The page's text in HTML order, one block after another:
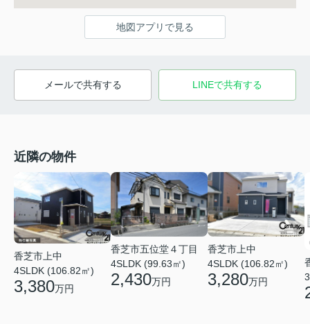
地図アプリで見る
メールで共有する LINEで共有する
近隣の物件
香芝市上中
4SLDK (106.82㎡)
3,380万円
香芝市五位堂４丁目
4SLDK (99.63㎡)
2,430万円
香芝市上中
4SLDK (106.82㎡)
3,280万円